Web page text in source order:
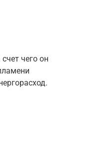
чего он